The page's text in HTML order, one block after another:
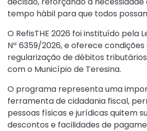
tempo hábil para que todos
O RefisTHE 2026 foi instituído pela
Nº 6359/2026, e oferece
regularização de débitos
com o Município de Teresina.
O programa representa uma
ferramenta de cidadania fiscal,
pessoas físicas e jurídicas quitem
descontos e facilidades de